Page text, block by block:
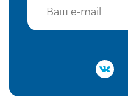
Подтвердить e-mail